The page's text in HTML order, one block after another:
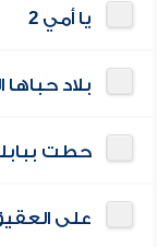
يا أمي 2
بلاد حباها
حطت
على